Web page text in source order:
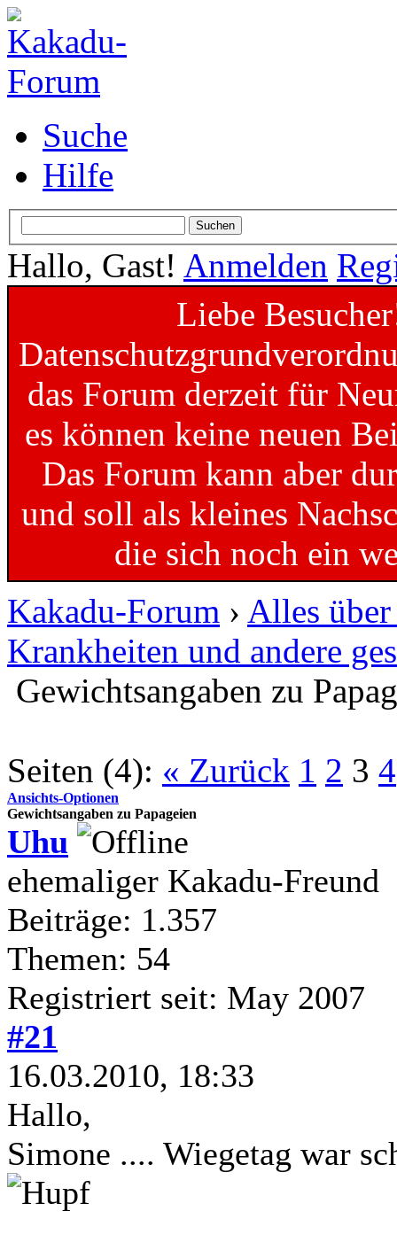
Suche
Hilfe
Hallo, Gast! Anmelden
Liebe
das Forum derzeit für
es können keine neuen
Das Forum kann aber
und soll als kleines
die sich noch ein
Kakadu-Forum › Alles
Krankheiten und andere
Gewichtsangaben zu
Seiten (4): « Zurück 1 2 3 4
Ansichts-Optionen
Gewichtsangaben zu Papageien
Uhu
ehemaliger Kakadu-Freund
Beiträge: 1.357
Themen: 54
Registriert seit: May 2007
#21
16.03.2010, 18:33
Hallo,
Simone .... Wiegetag war